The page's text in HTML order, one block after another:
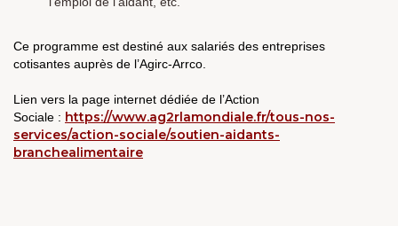
Ce programme est destiné aux salariés des entreprises
cotisantes auprès de l’Agirc-Arrco.
Lien vers la page internet dédiée de l’Action
Sociale : https://www.ag2rlamondiale.fr/tous-nos-
services/action-sociale/soutien-aidants-
branchealimentaire